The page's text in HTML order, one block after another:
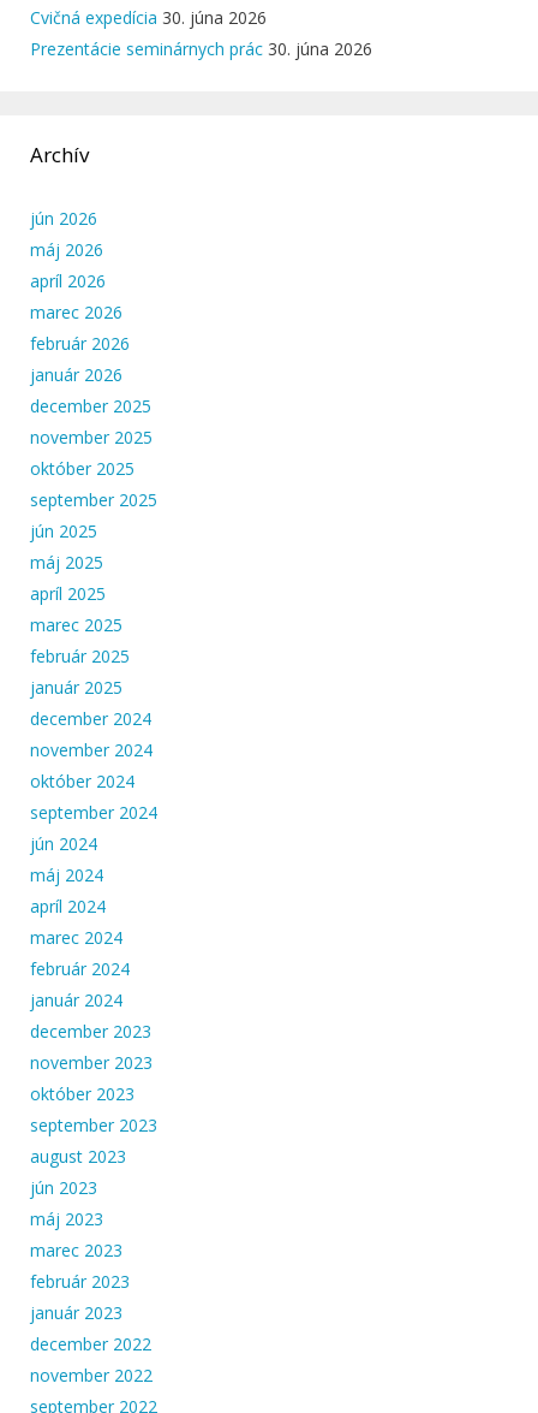
Cvičná expedícia 30. júna 2026
Prezentácie seminárnych prác 30. júna 2026
Archív
jún 2026
máj 2026
apríl 2026
marec 2026
február 2026
január 2026
december 2025
november 2025
október 2025
september 2025
jún 2025
máj 2025
apríl 2025
marec 2025
február 2025
január 2025
december 2024
november 2024
október 2024
september 2024
jún 2024
máj 2024
apríl 2024
marec 2024
február 2024
január 2024
december 2023
november 2023
október 2023
september 2023
august 2023
jún 2023
máj 2023
marec 2023
február 2023
január 2023
december 2022
november 2022
september 2022